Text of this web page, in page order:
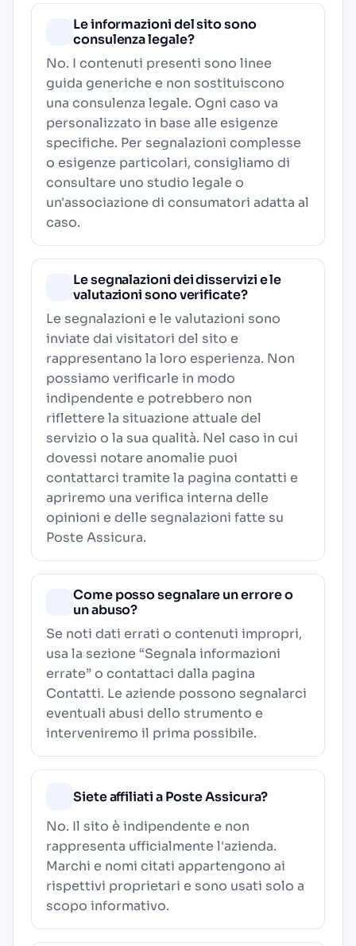
Le informazioni del sito sono
consulenza legale?
No. I contenuti presenti sono linee
guida generiche e non sostituiscono
una consulenza legale. Ogni caso va
personalizzato in base alle esigenze
specifiche. Per segnalazioni complesse
o esigenze particolari, consigliamo di
consultare uno studio legale o
un'associazione di consumatori adatta al
caso.
Le segnalazioni dei disservizi e le
valutazioni sono verificate?
Le segnalazioni e le valutazioni sono
inviate dai visitatori del sito e
rappresentano la loro esperienza. Non
possiamo verificarle in modo
indipendente e potrebbero non
riflettere la situazione attuale del
servizio o la sua qualità. Nel caso in cui
dovessi notare anomalie puoi
contattarci tramite la pagina contatti e
apriremo una verifica interna delle
opinioni e delle segnalazioni fatte su
Poste Assicura.
Come posso segnalare un errore o
un abuso?
Se noti dati errati o contenuti impropri,
usa la sezione “Segnala informazioni
errate” o contattaci dalla pagina
Contatti. Le aziende possono segnalarci
eventuali abusi dello strumento e
interveniremo il prima possibile.
Siete affiliati a Poste Assicura?
No. Il sito è indipendente e non
rappresenta ufficialmente l'azienda.
Marchi e nomi citati appartengono ai
rispettivi proprietari e sono usati solo a
scopo informativo.